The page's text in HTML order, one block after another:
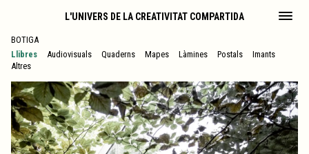
L'UNIVERS DE LA CREATIVITAT COMPARTIDA
BOTIGA
Llibres
Audiovisuals Quaderns Mapes Làmines Postals
Imants
Altres